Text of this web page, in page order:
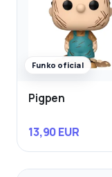
Funko oficial
Pigpen
13,90 EUR